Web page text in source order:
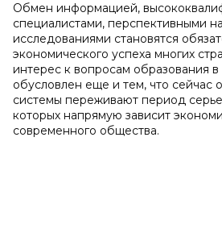
Обмен информацией,
специалистами, перспективными
исследованиями становятся
экономического успеха многих
интерес к вопросам образования
обусловлен еще и тем, что сейчас
системы переживают период
которых напрямую зависит
современного общества.